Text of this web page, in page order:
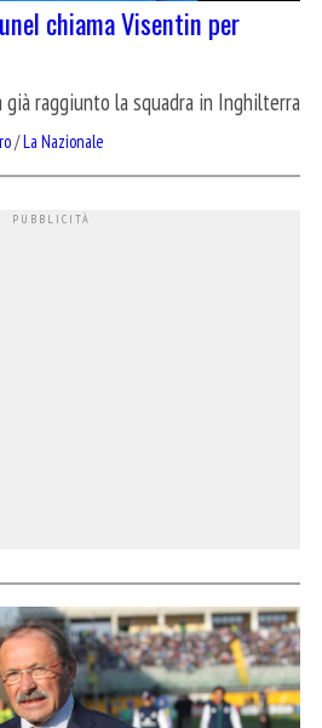
chiama Visentin per
raggiunto la squadra in Inghilterra
/La Nazionale